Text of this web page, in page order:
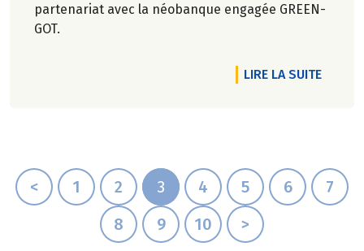
partenariat avec la néobanque engagée GREEN-
GOT.
LIRE LA SUITEDE
< 1 2 3 4 5 6
7
8
9 10 >